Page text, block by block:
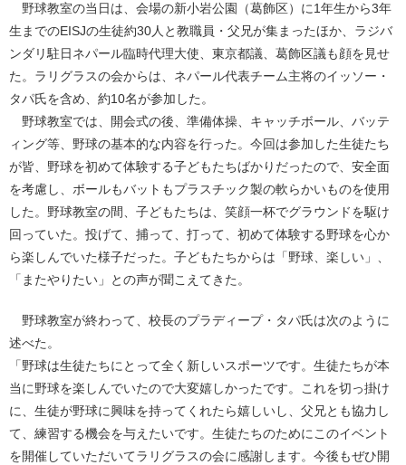
野球教室の当日は、会場の新小岩公園（葛飾区）に1年生から3年
生までのEISJの生徒約30人と教職員・父兄が集まったほか、ラジバ
ンダリ駐日ネパール臨時代理大使、東京都議、葛飾区議も顔を見せ
た。ラリグラスの会からは、ネパール代表チーム主将のイッソー・
タパ氏を含め、約10名が参加した。
野球教室では、開会式の後、準備体操、キャッチボール、バッテ
ィング等、野球の基本的な内容を行った。今回は参加した生徒たち
が皆、野球を初めて体験する子どもたちばかりだったので、安全面
を考慮し、ボールもバットもプラスチック製の軟らかいものを使用
した。野球教室の間、子どもたちは、笑顔一杯でグラウンドを駆け
回っていた。投げて、捕って、打って、初めて体験する野球を心か
ら楽しんでいた様子だった。子どもたちからは「野球、楽しい」、
「またやりたい」との声が聞こえてきた。
野球教室が終わって、校長のプラディープ・タパ氏は次のように
述べた。
「野球は生徒たちにとって全く新しいスポーツです。生徒たちが本
当に野球を楽しんでいたので大変嬉しかったです。これを切っ掛け
に、生徒が野球に興味を持ってくれたら嬉しいし、父兄とも協力し
て、練習する機会を与えたいです。生徒たちのためにこのイベント
を開催していただいてラリグラスの会に感謝します。今後もぜひ開